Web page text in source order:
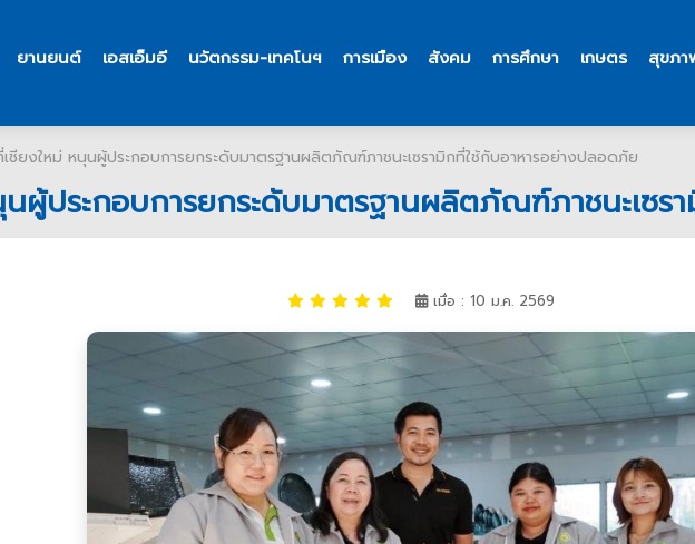
ยานยนต์ เอสเอ็มอี นวัตกรรม-เทคโนฯ การเมือง สังคม การศึกษา เกษตร สุขภา
ชียงใหม่ หนุนผู้ประกอบการยกระดับมาตรฐานผลิตภัณฑ์ภาชนะเซรามิกที่ใช้กับอาหารอย่างปลอดภัย
ผู้ประกอบการยกระดับมาตรฐานผลิตภัณฑ์ภาชนะเซร
เมื่อ : 10 ม.ค. 2569